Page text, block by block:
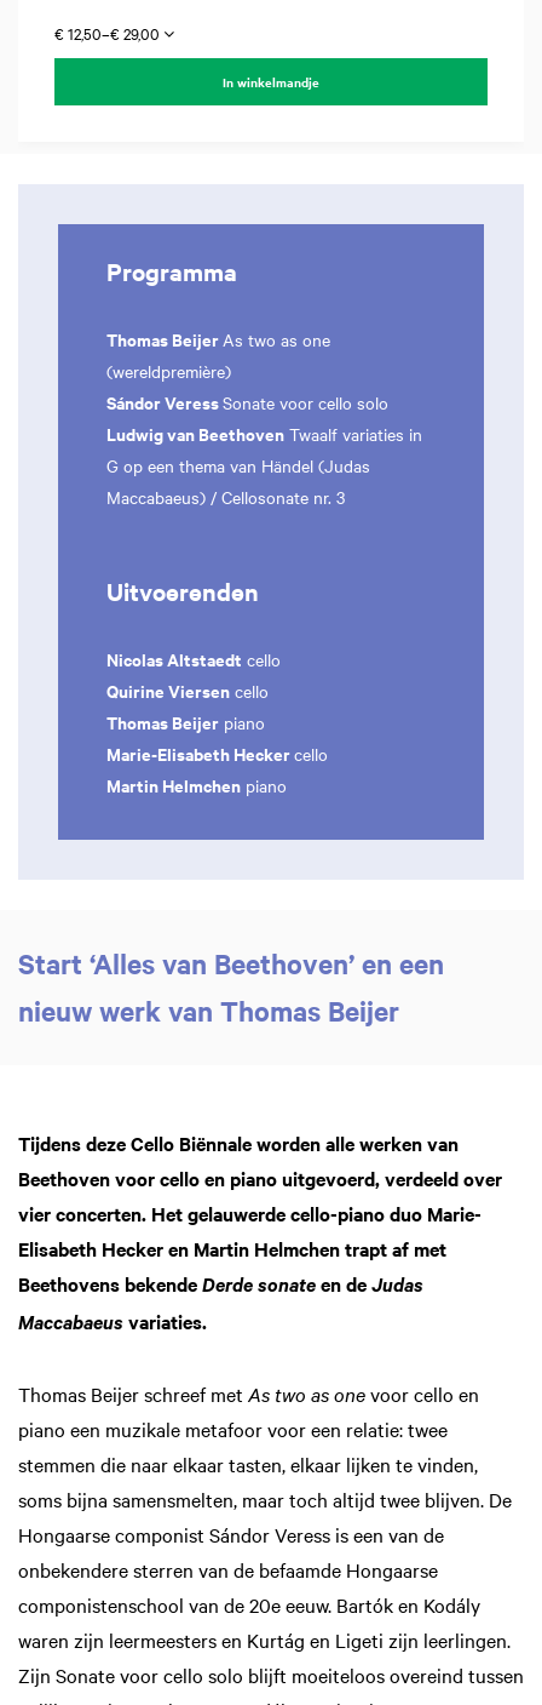
€ 12,50–€ 29,00
In winkelmandje
Programma
Thomas BeijerAs two as one
(wereldpremière)
Sándor VeressSonate voor cello solo
Ludwig van Beethoven Twaalf variaties in
G op een thema van Händel (Judas
Maccabaeus) / Cellosonate nr. 3
Uitvoerenden
Nicolas Altstaedt cello
Quirine Viersen cello
Thomas Beijer piano
Marie-Elisabeth Heckercello
Martin Helmchen piano
Start ‘Alles van Beethoven’ en een
nieuw werk van Thomas Beijer
Tijdens deze Cello Biënnale worden alle werken van
Beethoven voor cello en piano uitgevoerd, verdeeld over
vier concerten. Het gelauwerde cello-piano duo Marie-
Elisabeth Hecker en Martin Helmchen trapt af met
Beethovens bekende Derde sonate en de Judas
Maccabaeus variaties.
Thomas Beijer schreef met As two as onevoor cello en
piano een muzikale metafoor voor een relatie: twee
stemmen die naar elkaar tasten, elkaar lijken te vinden,
soms bijna samensmelten, maar toch altijd twee blijven. De
Hongaarse componist Sándor Veress is een van de
onbekendere sterren van de befaamde Hongaarse
componistenschool van de 20e eeuw. Bartók en Kodály
waren zijn leermeesters en Kurtág en Ligeti zijn leerlingen.
Zijn Sonate voor cello solo blijft moeiteloos overeind tussen